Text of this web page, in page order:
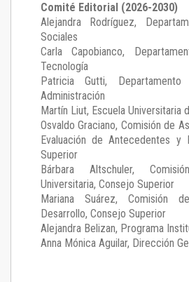
Comité Editorial (2026-2030)
Alejandra Rodríguez,
Sociales
Carla Capobianco,
Tecnología
Patricia Gutti,
Administración
Martín Liut, Escuela Universitaria
Osvaldo Graciano, Comisión de
Evaluación de Antecedentes y
Superior
Bárbara Altschuler,
Universitaria, Consejo Superior
Mariana Suárez, Comisión
Desarrollo, Consejo Superior
Alejandra Belizan, Programa
Anna Mónica Aguilar, Dirección